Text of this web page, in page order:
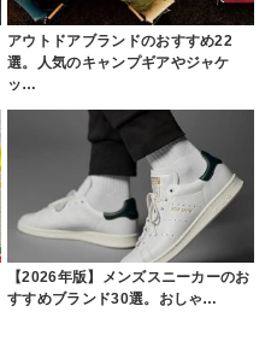
アウトドアブランドのおすすめ22
選。人気のキャンプギアやジャケ
ッ…
【2026年版】メンズスニーカーのお
すすめブランド30選。おしゃ…